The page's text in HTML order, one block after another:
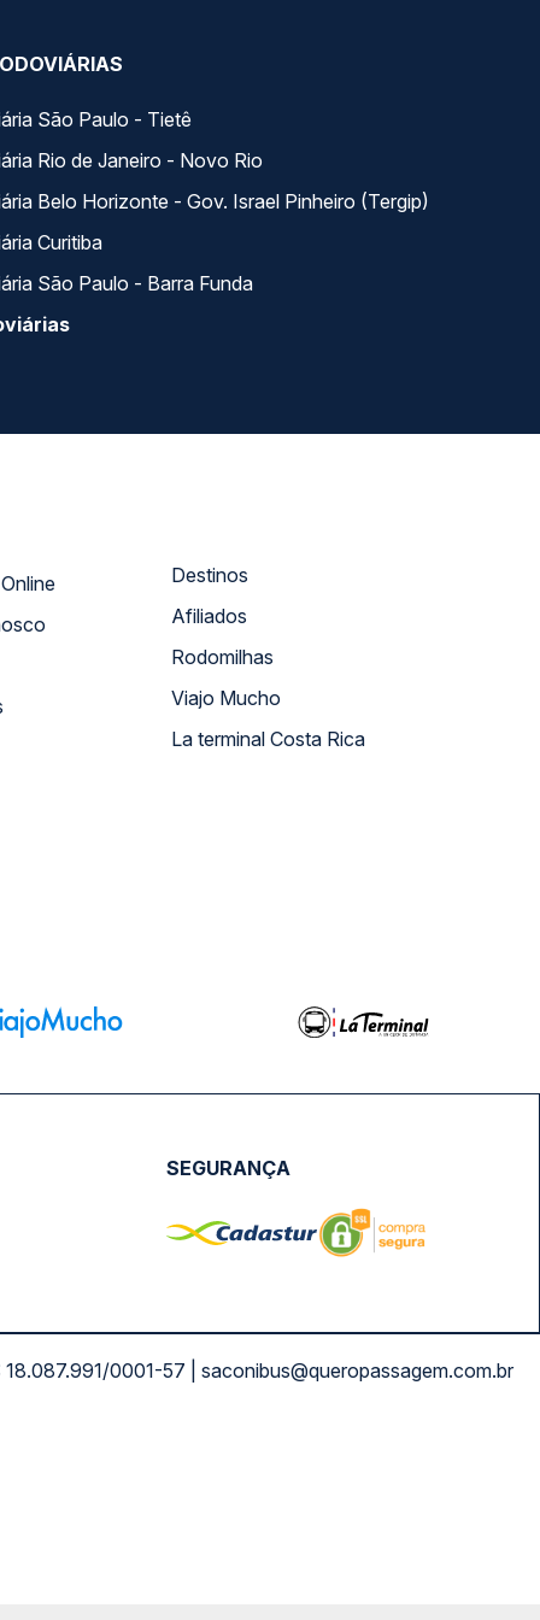
São Paulo - Tietê
Rio de Janeiro - Novo Rio
Belo Horizonte - Gov. Israel Pinheiro (Tergip)
Curitiba
São Paulo - Barra Funda
Atendimento Online
Destinos
Afiliados
Rodomilhas
Viajo Mucho
La terminal Costa Rica
SEGURANÇA
0001-57 | saconibus@queropassagem.com.br